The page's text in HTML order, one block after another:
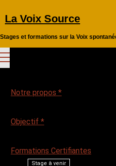
au
contenu
La Voix Source
Stages et formations sur la Voix
Notre propos *
Objectif *
Formations Certifiantes
Stage à venir